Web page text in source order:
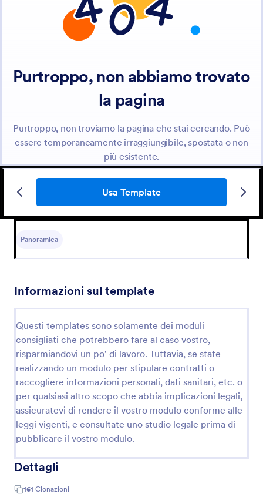
Usa Template
Panoramica
Informazioni sul template
Questi templates sono solamente dei moduli
consigliati che potrebbero fare al caso vostro,
risparmiandovi un po' di lavoro. Tuttavia, se state
realizzando un modulo per stipulare contratti o
raccogliere informazioni personali, dati sanitari, etc. o
per qualsiasi altro scopo che abbia implicazioni legali,
assicuratevi di rendere il vostro modulo conforme alle
leggi vigenti, e consultate uno studio legale prima di
pubblicare il vostro modulo.
Dettagli
161 Clonazioni